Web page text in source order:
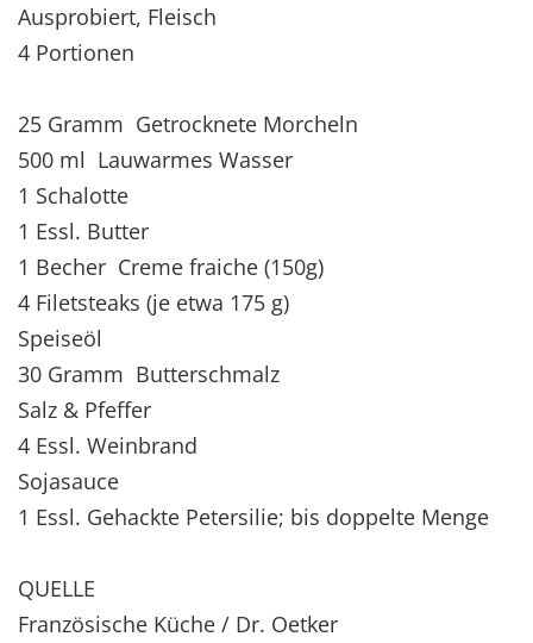
Ausprobiert, Fleisch
4 Portionen
25 Gramm Getrocknete Morcheln
500 ml Lauwarmes Wasser
1 Schalotte
1 Essl. Butter
1 Becher Creme fraiche (150g)
4 Filetsteaks (je etwa 175 g)
Speiseöl
30 Gramm Butterschmalz
Salz & Pfeffer
4 Essl. Weinbrand
Sojasauce
1 Essl. Gehackte Petersilie; bis doppelte Menge
QUELLE
Französische Küche / Dr. Oetker